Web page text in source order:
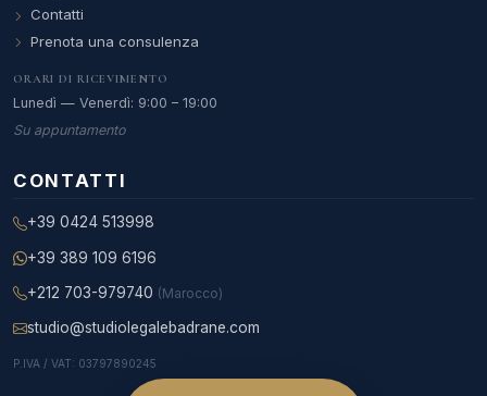
Contatti
Prenota una consulenza
ORARI DI RICEVIMENTO
Lunedì — Venerdì: 9:00 – 19:00
Su appuntamento
CONTATTI
+39 0424 513998
+39 389 109 6196
+212 703-979740 (Marocco)
studio@studiolegalebadrane.com
P.IVA / VAT: 03797890245